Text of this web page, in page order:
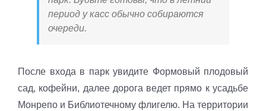
период у касс обычно собираются
очереди.
После входа в парк увидите Формовый плодовый
сад, кофейни, далее дорога ведет прямо к усадьбе
Монрепо и Библиотечному флигелю. На территории